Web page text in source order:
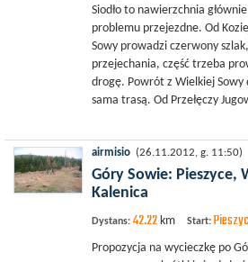
Siodło to nawierzchnia
problemu przejezdne. Od
Sowy prowadzi czerwony
przejechania, część trzeba
drogę. Powrót z Wielkiej Sowy
sama trasą. Od Przełęczy
airmisio (26.11.2012, g. 11:50)
Góry Sowie: Pieszyce,
Kalenica
Dystans: 42.22 km Start:
Propozycja na wycieczkę po